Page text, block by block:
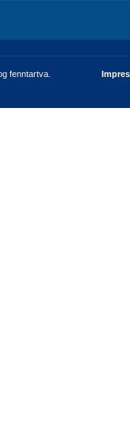
fenntartva.